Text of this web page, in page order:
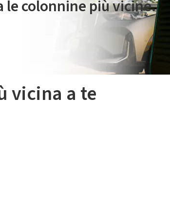
le colonnine più vicine.
vicina a te